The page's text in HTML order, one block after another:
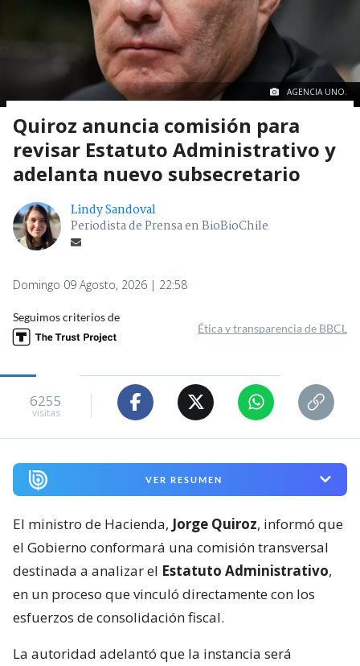
AGENCIA UNO.
Quiroz anuncia comisión para
revisar Estatuto Administrativo y
adelanta nuevo subsecretario
Lindy Sandoval
Periodista de Prensa en BioBioChile
Domingo 09 Agosto, 2026 | 22:58
Seguimos criterios de
Ética y transparencia de BBCL
6255
visitas
VER RESUMEN
El ministro de Hacienda, Jorge Quiroz, informó que
el Gobierno conformará una comisión transversal
destinada a analizar el Estatuto Administrativo,
en un proceso que vinculó directamente con los
esfuerzos de consolidación fiscal.
La autoridad adelantó que la instancia será